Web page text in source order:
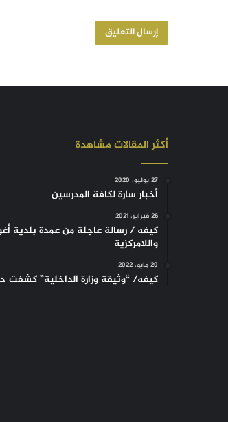
أكثر المقالات مشاهدة
27 يونيو، 2020
أخبار سارة لكافة المدرسين
26 فبراير، 2021
كيفه / رسالة عاجلة من عمدة بلدية
واللامركزية
20 مايو، 2022
كيفه/ “وثيقة وزارة الداخلية”